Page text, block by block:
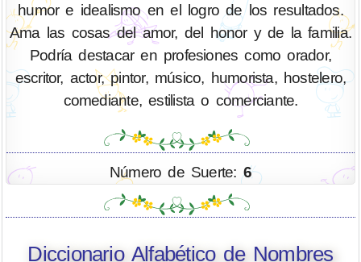
humor e idealismo en el logro de los resultados.
Ama las cosas del amor, del honor y de la familia.
Podría destacar en profesiones como orador,
escritor, actor, pintor, músico, humorista, hostelero,
comediante, estilista o comerciante.
Número de Suerte:6
Diccionario Alfabético de Nombres